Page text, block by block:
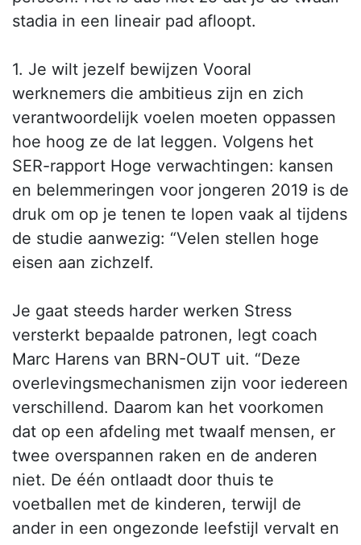
stadia in een lineair pad afloopt.
1. Je wilt jezelf bewijzen Vooral
werknemers die ambitieus zijn en zich
verantwoordelijk voelen moeten oppassen
hoe hoog ze de lat leggen. Volgens het
SER-rapport Hoge verwachtingen: kansen
en belemmeringen voor jongeren 2019 is de
druk om op je tenen te lopen vaak al tijdens
de studie aanwezig: “Velen stellen hoge
eisen aan zichzelf.
Je gaat steeds harder werken Stress
versterkt bepaalde patronen, legt coach
Marc Harens van BRN-OUT uit. “Deze
overlevingsmechanismen zijn voor iedereen
verschillend. Daarom kan het voorkomen
dat op een afdeling met twaalf mensen, er
twee overspannen raken en de anderen
niet. De één ontlaadt door thuis te
voetballen met de kinderen, terwijl de
ander in een ongezonde leefstijl vervalt en